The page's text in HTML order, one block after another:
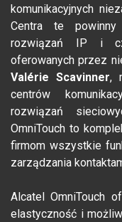
komunikacyjnych
Centra te
rozwiązań IP i
oferowanych przez
Valérie Scavinner,
centrów
rozwiązań
OmniTouch to
firmom wszystkie
zarządzania
Alcatel OmniTouch
elastyczność i